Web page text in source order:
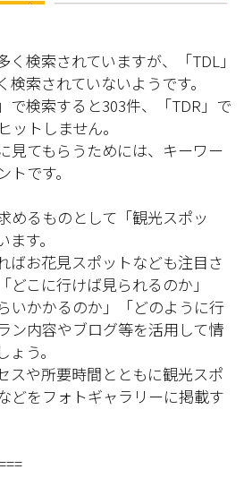
検索されていますが、「TDL」
検索されていないようです。
で検索すると303件、「TDR」で
ットしません。
見てもらうためには、キーワー
です。
るものとして「観光スポッ
す。
ばお花見スポットなども注目さ
どこに行けば見られるのか」
いかかるのか」「どのように行
ン内容やブログ等を活用して情
う。
スや所要時間とともに観光スポ
どをフォトギャラリーに掲載す